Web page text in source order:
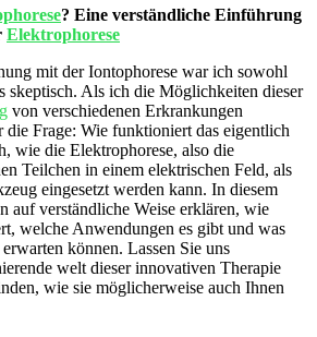
? ‌Eine verständliche Einführung
Elektrophorese
⁢mit der ⁣Iontophorese war ich sowohl
skeptisch. Als ich ⁤die Möglichkeiten dieser
von verschiedenen Erkrankungen
die‌ Frage: Wie funktioniert ​das eigentlich
wie ⁢die⁢ Elektrophorese, ⁣also die
Teilchen in einem elektrischen‌ Feld, als
eingesetzt‍ werden kann. In⁤ diesem​
⁢auf verständliche Weise⁢ erklären, ​wie
welche Anwendungen es ⁢gibt und was
können. Lassen‍ Sie uns
welt dieser⁣ innovativen ‌Therapie
​wie sie ⁢möglicherweise ⁤auch Ihnen